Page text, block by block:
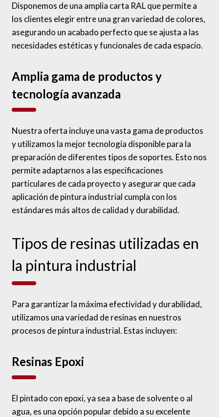
Disponemos de una amplia carta RAL que permite a
los clientes elegir entre una gran variedad de colores,
asegurando un acabado perfecto que se ajusta a las
necesidades estéticas y funcionales de cada espacio.
Amplia gama de productos y
tecnología avanzada
Nuestra oferta incluye una vasta gama de productos
y utilizamos la mejor tecnología disponible para la
preparación de diferentes tipos de soportes. Esto nos
permite adaptarnos a las especificaciones
particulares de cada proyecto y asegurar que cada
aplicación de pintura industrial cumpla con los
estándares más altos de calidad y durabilidad.
Tipos de resinas utilizadas en
la pintura industrial
Para garantizar la máxima efectividad y durabilidad,
utilizamos una variedad de resinas en nuestros
procesos de pintura industrial. Estas incluyen:
Resinas Epoxi
El pintado con epoxi, ya sea a base de solvente o al
agua, es una opción popular debido a su excelente